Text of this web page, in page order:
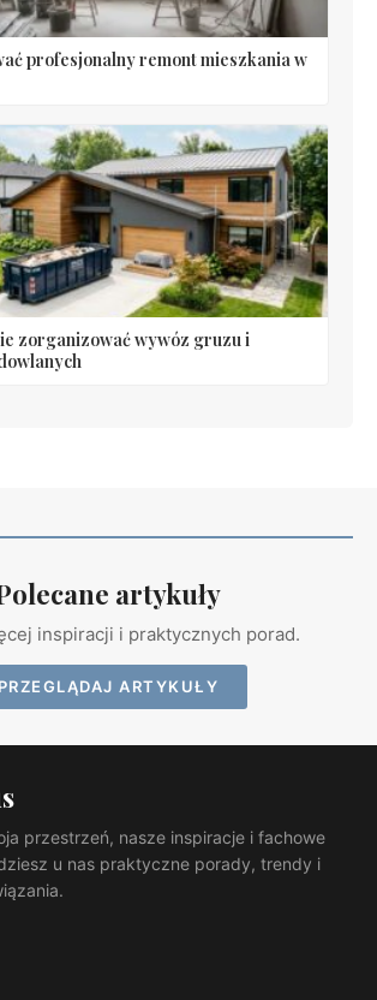
profesjonalny remont mieszkania w
zorganizować wywóz gruzu i
artykuły
inspiracji i praktycznych porad.
PRZEGLĄDAJ ARTYKUŁY
przestrzeń, nasze inspiracje i fachowe
u nas praktyczne porady, trendy i